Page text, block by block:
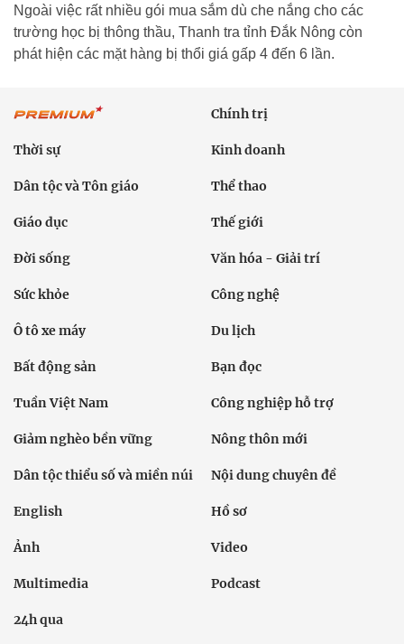
Ngoài việc rất nhiều gói mua sắm dù che nắng cho các
trường học bị thông thầu, Thanh tra tỉnh Đắk Nông còn
phát hiện các mặt hàng bị thổi giá gấp 4 đến 6 lần.
Chính trị
Thời sự Kinh doanh
Dân tộc và Tôn giáo Thể thao
Giáo dục Thế giới
Đời sống Văn hóa - Giải trí
Sức khỏe Công nghệ
Ô tô xe máy Du lịch
Bất động sản Bạn đọc
Tuần Việt Nam Công nghiệp hỗ trợ
Giảm nghèo bền vững Nông thôn mới
Dân tộc thiểu số và miền núi Nội dung chuyên đề
English Hồ sơ
Ảnh Video
Multimedia Podcast
24h qua